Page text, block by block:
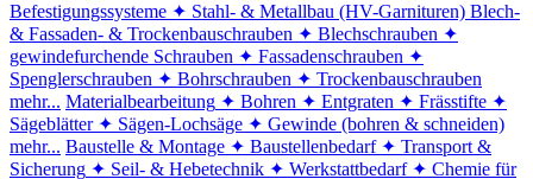
Befestigungssysteme ✦ Stahl- & Metallbau (HV-Garnituren) Blech-
& Fassaden- & Trockenbauschrauben ✦ Blechschrauben ✦
gewindefurchende Schrauben ✦ Fassadenschrauben ✦
Spenglerschrauben ✦ Bohrschrauben ✦ Trockenbauschrauben
mehr... Materialbearbeitung ✦ Bohren ✦ Entgraten ✦ Frässtifte ✦
Sägeblätter ✦ Sägen-Lochsäge ✦ Gewinde (bohren & schneiden)
mehr... Baustelle & Montage ✦ Baustellenbedarf ✦ Transport &
Sicherung ✦ Seil- & Hebetechnik ✦ Werkstattbedarf ✦ Chemie für